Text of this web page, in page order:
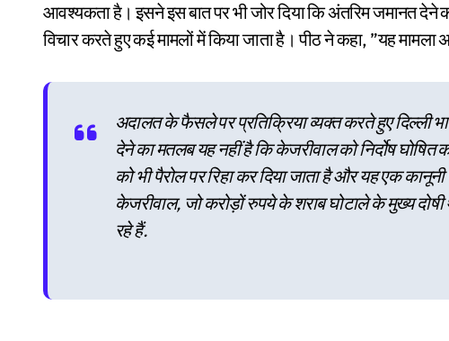
आवश्यकता है। इसने इस बात पर भी जोर दिया कि अंतरिम जमानत देने
विचार करते हुए कई मामलों में किया जाता है। पीठ ने कहा, ”यह मामला
अदालत के फैसले पर प्रतिक्रिया व्यक्त करते हुए दिल्ली
देने का मतलब यह नहीं है कि केजरीवाल को निर्दोष
को भी पैरोल पर रिहा कर दिया जाता है और यह एक
केजरीवाल, जो करोड़ों रुपये के शराब घोटाले के मुख्य
रहे हैं.